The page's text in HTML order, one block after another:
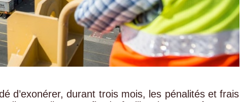
d’exonérer, durant trois mois, les pénalités et frais